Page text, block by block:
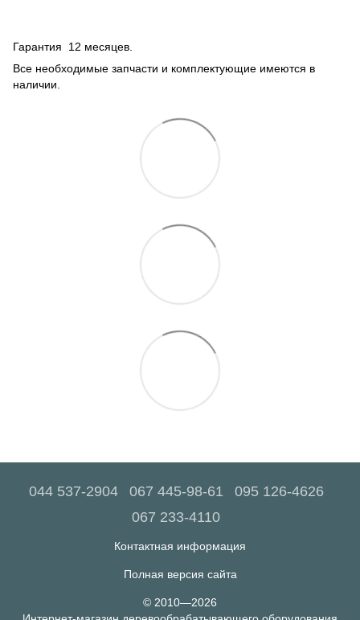
Гарантия 12 месяцев.
Все необходимые запчасти и комплектующие имеются в
наличии.
044 537-2904 067 445-98-61
095 126-4626
067 233-4110
Контактная информация
Полная версия сайта
© 2010—2026